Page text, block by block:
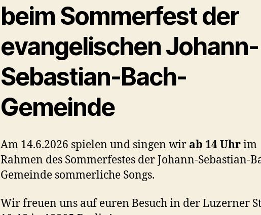
beim Sommerfest der
evangelischen Johann-
Sebastian-Bach-
Gemeinde
Am 14.6.2026 spielen und singen wir ab 14 Uhrim
Rahmen des Sommerfestes der Johann-Sebastian-
Gemeinde sommerliche Songs.
Wir freuen uns auf euren Besuch in der Luzerner